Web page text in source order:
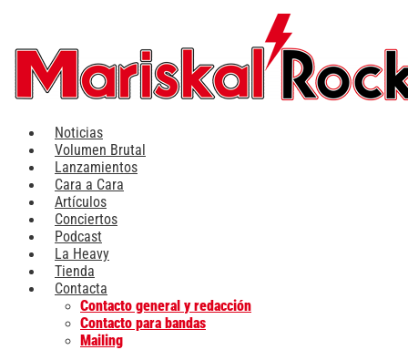
contenido
Noticias
Volumen Brutal
Lanzamientos
Cara a Cara
Artículos
Conciertos
Podcast
La Heavy
Tienda
Contacta
Contacto general y redacción
Contacto para bandas
Mailing